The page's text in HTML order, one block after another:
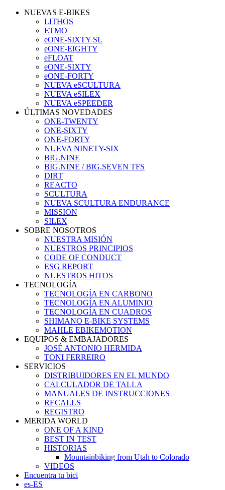
NUEVAS E-BIKES
LITHOS
ETMO
eONE-SIXTY SL
eONE-EIGHTY
eFLOAT
eONE-SIXTY
eONE-FORTY
NUEVA eSCULTURA
NUEVA eSILEX
NUEVA eSPEEDER
ÚLTIMAS NOVEDADES
ONE-TWENTY
ONE-SIXTY
ONE-FORTY
NUEVA NINETY-SIX
BIG.NINE
BIG.NINE / BIG.SEVEN TFS
DIRT
REACTO
SCULTURA
NUEVA SCULTURA ENDURANCE
MISSION
SILEX
SOBRE NOSOTROS
NUESTRA MISIÓN
NUESTROS PRINCIPIOS
CODE OF CONDUCT
ESG REPORT
NUESTROS HITOS
TECNOLOGÍA
TECNOLOGÍA EN CARBONO
TECNOLOGÍA EN ALUMINIO
TECNOLOGÍA EN CUADROS
SHIMANO E-BIKE SYSTEMS
MAHLE EBIKEMOTION
EQUIPOS & EMBAJADORES
JOSÉ ANTONIO HERMIDA
TONI FERREIRO
SERVICIOS
DISTRIBUIDORES EN EL MUNDO
CALCULADOR DE TALLA
MANUALES DE INSTRUCCIONES
RECALLS
REGISTRO
MERIDA WORLD
ONE OF A KIND
BEST IN TEST
HISTORIAS
Mountainbiking from Utah to Colorado
VIDEOS
Encuentra tu bici
es-ES